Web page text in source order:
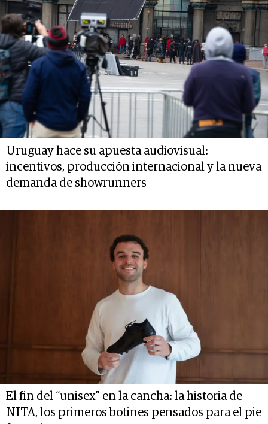
Uruguay hace su apuesta audiovisual:
incentivos, producción internacional y la nueva
demanda de showrunners
El fin del “unisex” en la cancha: la historia de
NITA, los primeros botines pensados para el pie